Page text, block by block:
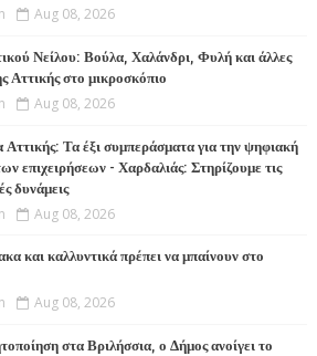
Aug 08, 2026
Νείλου: Βούλα, Χαλάνδρι, Φυλή και άλλες
Αττικής στο μικροσκόπιο
Aug 08, 2026
Αττικής: Τα έξι συμπεράσματα για την ψηφιακή
επιχειρήσεων - Χαρδαλιάς: Στηρίζουμε τις
δυνάμεις
Aug 08, 2026
και καλλυντικά πρέπει να μπαίνουν στο
Aug 08, 2026
στα Βριλήσσια, ο Δήμος ανοίγει το